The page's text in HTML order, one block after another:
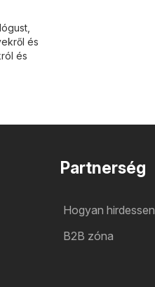
és
és
Partnerség
Hogyan hirdessen
B2B zóna